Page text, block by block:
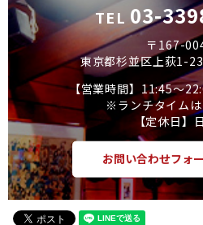
TEL 03-
〒167-
東京都杉並区上荻1-
【営業時間】11:45～
※ランチタイム
【定休日】
お問い合わせフォ